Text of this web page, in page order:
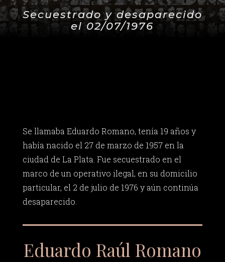
Secuestrado y desaparecido
el 02/07/1976
Se llamaba Eduardo Romano, tenía 19 años y
había nacido el 27 de marzo de 1957 en la
ciudad de La Plata. Fue secuestrado en el
marco de un operativo ilegal, en su domicilio
particular, el 2 de julio de 1976 y aún continúa
desaparecido.
Eduardo Raúl Romano